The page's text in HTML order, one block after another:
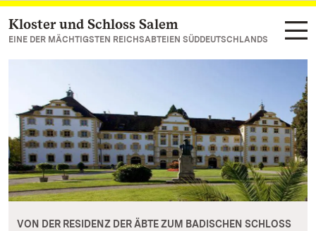
Zum Hauptinhalt springen
Kloster und Schloss Salem
EINE DER MÄCHTIGSTEN REICHSABTEIEN SÜDDEUTSCHLANDS
VON DER RESIDENZ DER ÄBTE ZUM BADISCHEN SCHLOSS